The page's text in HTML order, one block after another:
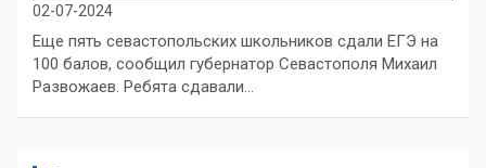
02-07-2024
Еще пять севастопольских школьников сдали ЕГЭ на
100 балов, сообщил губернатор Севастополя Михаил
Развожаев. Ребята сдавали…